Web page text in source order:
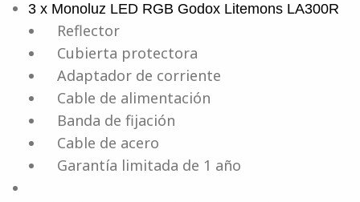
3 x Monoluz LED RGB Godox Litemons LA300R
Reflector
Cubierta protectora
Adaptador de corriente
Cable de alimentación
Banda de fijación
Cable de acero
Garantía limitada de 1 año